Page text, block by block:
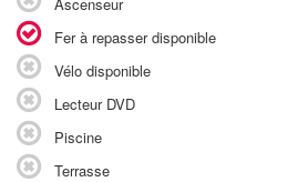
Fer à repasser disponible
Vélo disponible
Lecteur DVD
Piscine
Terrasse